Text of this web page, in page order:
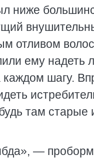
ниже
отливом
ему надеть
шагу.
там
—